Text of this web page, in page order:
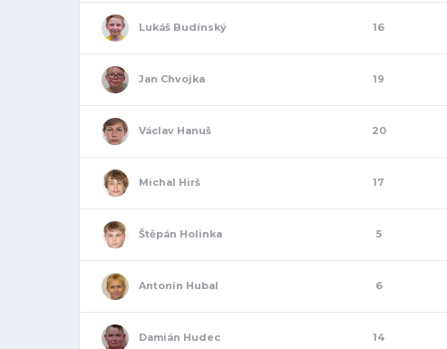
Lukáš Budínský 16
Jan Chvojka 19
Václav Hanuš 20
Michal Hirš 17
Štěpán Holinka 5
Antonín Hubal 6
Damián Hudec 14